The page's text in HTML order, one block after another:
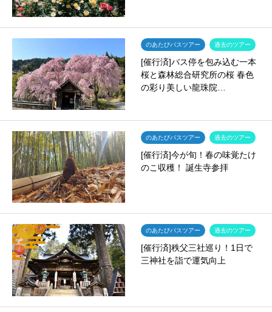
のあたびバスツアー 過去のツアー
[催行済]バス停を包み込む一本
桜と森林総合研究所の桜 春色
の彩り美しい龍珠院…
のあたびバスツアー 過去のツアー
[催行済]今が旬！春の味覚たけ
のこ収穫！ 誕生寺参拝
のあたびバスツアー 過去のツアー
[催行済]秩父三社巡り！1日で
三神社を詣で運気向上